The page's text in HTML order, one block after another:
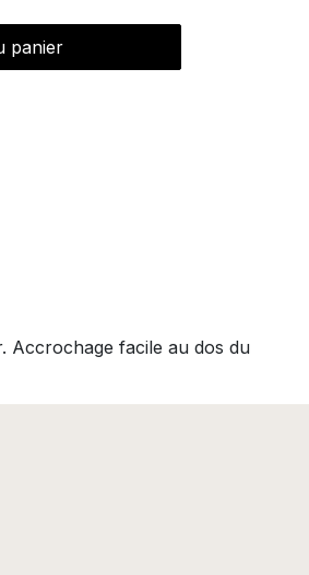
panier
Accrochage facile au dos du